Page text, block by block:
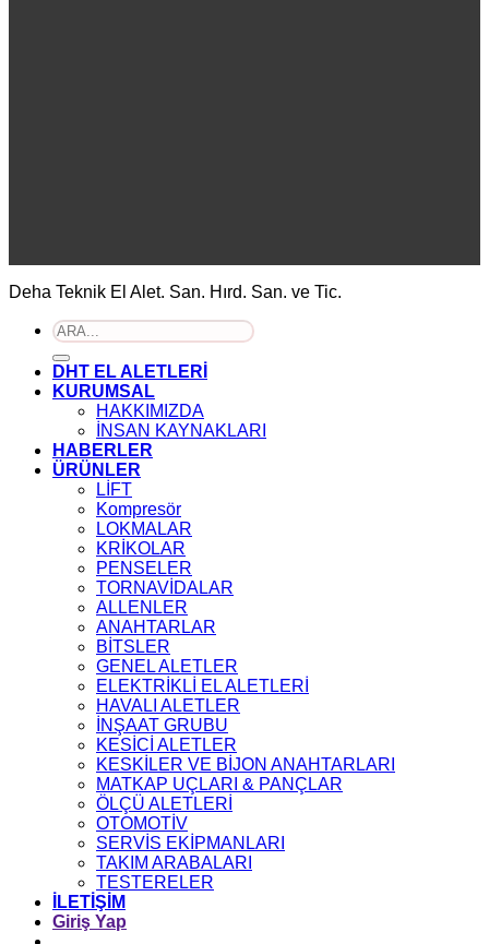
Deha Teknik El Alet. San. Hırd. San. ve Tic.
Ara:
DHT EL ALETLERİ
KURUMSAL
HAKKIMIZDA
İNSAN KAYNAKLARI
HABERLER
ÜRÜNLER
LİFT
Kompresör
LOKMALAR
KRİKOLAR
PENSELER
TORNAVİDALAR
ALLENLER
ANAHTARLAR
BİTSLER
GENEL ALETLER
ELEKTRİKLİ EL ALETLERİ
HAVALI ALETLER
İNŞAAT GRUBU
KESİCİ ALETLER
KESKİLER VE BİJON ANAHTARLARI
MATKAP UÇLARI & PANÇLAR
ÖLÇÜ ALETLERİ
OTOMOTİV
SERVİS EKİPMANLARI
TAKIM ARABALARI
TESTERELER
İLETİŞİM
Giriş Yap